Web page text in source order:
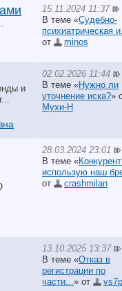
15.11.2024 11:37
В теме «Судебно-
психиатрическая
от
minos
и
02.02.2026 11:44
В теме «Нужно ли
уточнение иска?»
Мухи-Н
28.03.2024 23:01
В теме «
использую наш
от
crashmilan
13.10.2025 13:37
В теме «Отказ в
регистрации по
части... » от